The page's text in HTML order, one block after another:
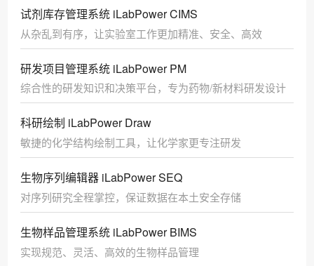
试剂库存管理系统 iLabPower CIMS
从杂乱到有序，让实验室工作更加精准、安全、高效
研发项目管理系统 iLabPower PM
综合性的研发知识和决策平台，专为药物/新材料研发设计
科研绘制 iLabPower Draw
敏捷的化学结构绘制工具，让化学家更专注研发
生物序列编辑器 iLabPower SEQ
对序列研究全程掌控，保证数据在本土安全存储
生物样品管理系统 iLabPower BIMS
实现规范、灵活、高效的生物样品管理